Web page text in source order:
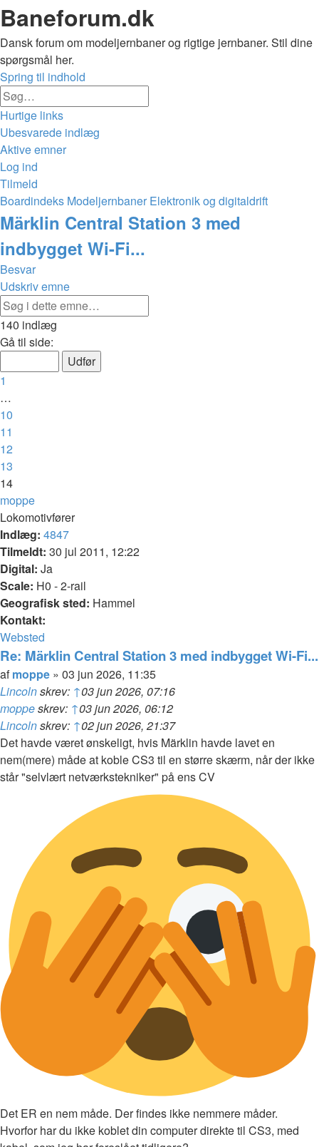
Baneforum.dk
Dansk forum om modeljernbaner og rigtige jernbaner. Stil dine
spørgsmål her.
Spring til indhold
Hurtige links
Ubesvarede indlæg
Aktive emner
Log ind
Tilmeld
Boardindeks Modeljernbaner Elektronik og digitaldrift
Søg
Märklin Central Station 3 med
indbygget Wi-Fi...
Besvar
Udskriv emne
140 indlæg
Side
af
Gå til side:
Forrige
1
…
10
11
12
13
14
moppe
Lokomotivfører
Indlæg: 4847
Tilmeldt: 30 jul 2011, 12:22
Digital: Ja
Scale: H0 - 2-rail
Geografisk sted: Hammel
Kontakt:
Kontakt
moppe
Websted
Re: Märklin Central Station 3 med indbygget Wi-Fi...
Citer
Indlæg
afmoppe » 03 jun 2026, 11:35
Lincolnskrev: ↑03 jun 2026, 07:16
moppeskrev: ↑03 jun 2026, 06:12
Lincolnskrev: ↑02 jun 2026, 21:37
Det havde været ønskeligt, hvis Märklin havde lavet en
nem(mere) måde at koble CS3 til en større skærm, når der ikke
står "selvlært netværkstekniker" på ens CV
Det ER en nem måde. Der findes ikke nemmere måder.
Hvorfor har du ikke koblet din computer direkte til CS3, med